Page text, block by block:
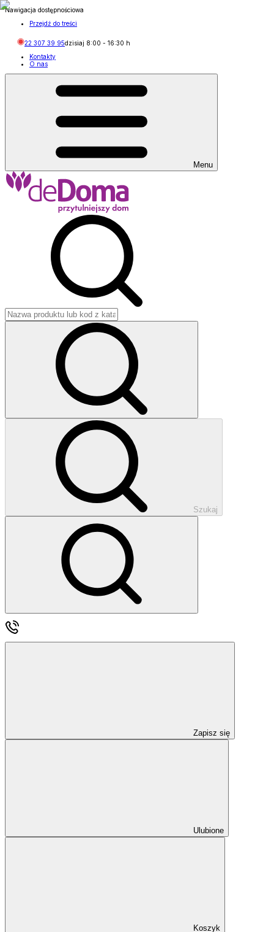
Nawigacja dostępnościowa
Przejdź do treści
22 307 39 95dzisiaj 8:00 - 16:30 h
Kontakty
O nas
Menu
Szukaj
Zapisz się
Ulubione
Koszyk